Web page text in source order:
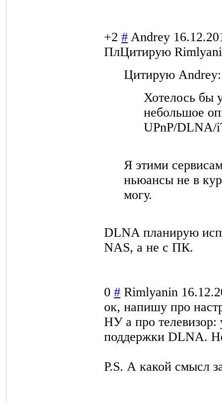
+2 # Andrey
ПлЦитирую
Цитирую Andrey:
Хотелось бы
небольшое
UPnP/DLNA/
Я этими
ньюансы не в
могу.
DLNA планирую
NAS, а не с ПК.
0 # Rimlyanin
ок, напишу про
НУ а про телевизор:
поддержки DLNA.
P.S. А какой смысл